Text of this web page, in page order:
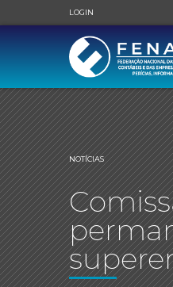
LOGIN
NOTÍCIAS